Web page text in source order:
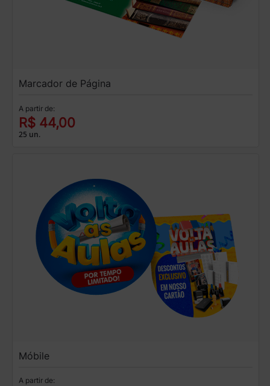
Marcador de Página
A partir de:
R$ 44,00
25 un.
Móbile
A partir de: